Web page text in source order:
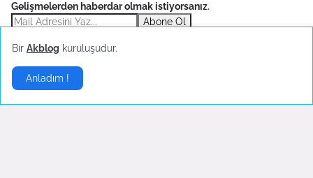
Gelişmelerden haberdar olmak istiyorsanız.
Abone Ol
Sponsor
Bir Akblog kuruluşudur.
Anladım !